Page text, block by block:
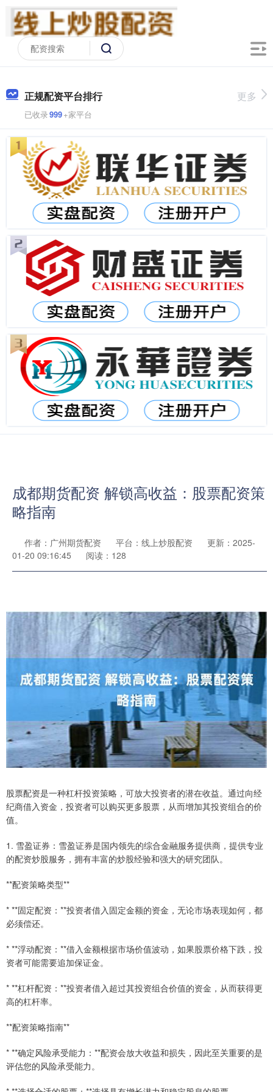
正规配资平台排行
已收录999+家平台
更多
成都期货配资 解锁高收益：股票配资策
略指南
作者：广州期货配资 平台：线上炒股配资
更新：2025-
01-20 09:16:45
阅读：128
股票配资是一种杠杆投资策略，可放大投资者的潜在收益。通过向经
纪商借入资金，投资者可以购买更多股票，从而增加其投资组合的价
值。
1. 雪盈证券：雪盈证券是国内领先的综合金融服务提供商，提供专业
的配资炒股服务，拥有丰富的炒股经验和强大的研究团队。
**配资策略类型**
* **固定配资：**投资者借入固定金额的资金，无论市场表现如何，都
必须偿还。
* **浮动配资：**借入金额根据市场价值波动，如果股票价格下跌，投
资者可能需要追加保证金。
* **杠杆配资：**投资者借入超过其投资组合价值的资金，从而获得更
高的杠杆率。
**配资策略指南**
* **确定风险承受能力：**配资会放大收益和损失，因此至关重要的是
评估您的风险承受能力。